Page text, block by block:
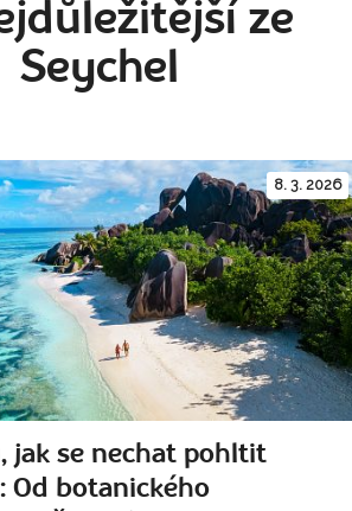
ze
Seychel
8. 3. 2026
jak se nechat pohltit
Od botanického